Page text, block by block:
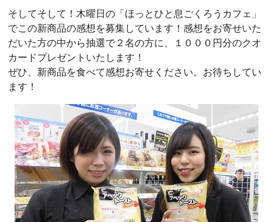
そしてそして！木曜日の「ほっとひと息ごくろうカフェ」
でこの新商品の感想を募集しています！感想をお寄せいた
だいた方の中から抽選で２名の方に、１０００円分のクオ
カードプレゼントいたします！
ぜひ、新商品を食べて感想お寄せください。お待ちしてい
ます！